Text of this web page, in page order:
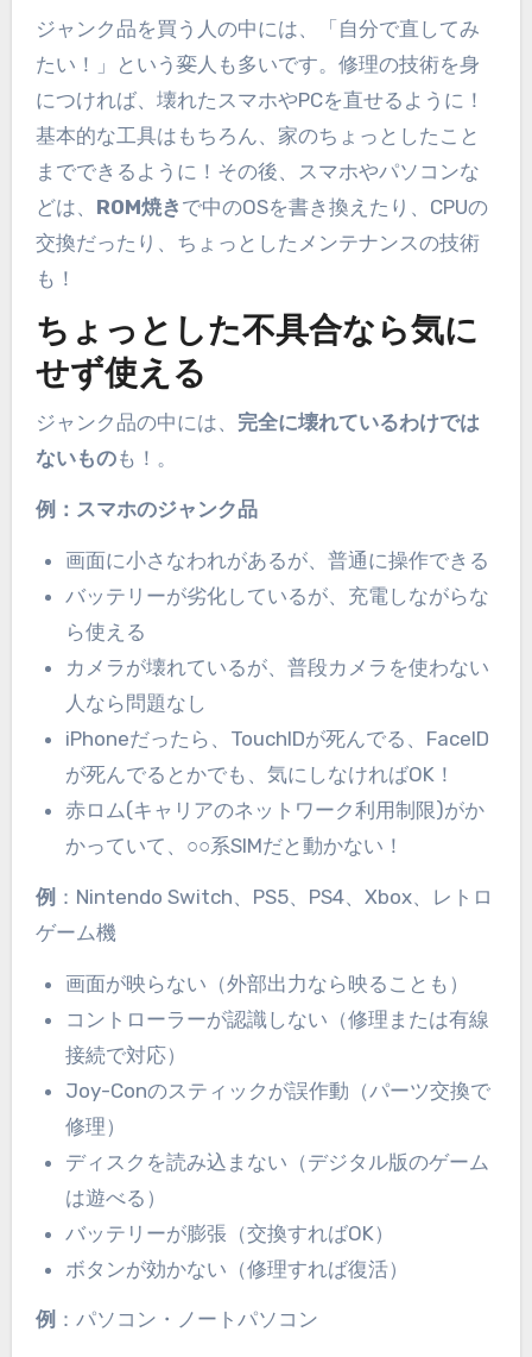
ジャンク品を買う人の中には、「自分で直してみ
たい！」という変人も多いです。修理の技術を身
につければ、壊れたスマホやPCを直せるように！
基本的な工具はもちろん、家のちょっとしたこと
までできるように！その後、スマホやパソコンな
どは、 ROM焼き で中のOSを書き換えたり、CPUの
交換だったり、ちょっとしたメンテナンスの技術
も！
ちょっとした不具合なら気に
せず使える
ジャンク品の中には、 完全に壊れているわけでは
ないものも！。
例：スマホのジャンク品
画面に小さなわれがあるが、普通に操作できる
バッテリーが劣化しているが、充電しながらな
ら使える
カメラが壊れているが、普段カメラを使わない
人なら問題なし
iPhoneだったら、TouchIDが死んでる、FaceID
が死んでるとかでも、気にしなければOK！
赤ロム(キャリアのネットワーク利用制限)がか
かっていて、○○系SIMだと動かない！
例 ：Nintendo Switch、PS5、PS4、Xbox、レトロ
ゲーム機
画面が映らない（外部出力なら映ることも）
コントローラーが認識しない（修理または有線
接続で対応）
Joy-Conのスティックが誤作動（パーツ交換で
修理）
ディスクを読み込まない（デジタル版のゲーム
は遊べる）
バッテリーが膨張（交換すればOK）
ボタンが効かない（修理すれば復活）
例 ：パソコン・ノートパソコン